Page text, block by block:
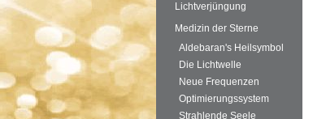
Lichtverjüngung
Medizin der Sterne
Aldebaran's Heilsymbol
Die Lichtwelle
Neue Frequenzen
Optimierungssystem
Strahlende Seele